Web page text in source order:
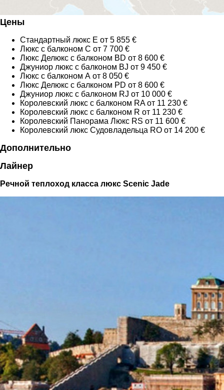
Цены
Стандартный люкс E от 5 855 €
Люкс с балконом С от 7 700 €
Люкс Делюкс с балконом BD от 8 600 €
Джуниор люкс с балконом BJ от 9 450 €
Люкс с балконом А от 8 050 €
Люкс Делюкс с балконом PD от 8 600 €
Джуниор люкс с балконом RJ от 10 000 €
Королевский люкс c балконом RA от 11 230 €
Королевский люкс c балконом R от 11 230 €
Королевский Панорама Люкс RS от 11 600 €
Королевский люкс Судовладельца RO от 14 200 €
Дополнительно
Лайнер
Речной теплоход класса люкс Scenic Jade